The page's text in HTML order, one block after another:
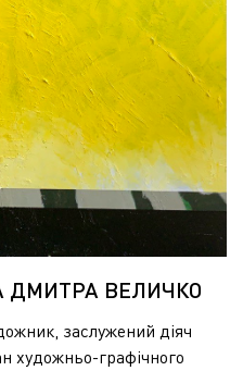
ДМИТРА ВЕЛИЧКО
заслужений діяч
художньо-графічного